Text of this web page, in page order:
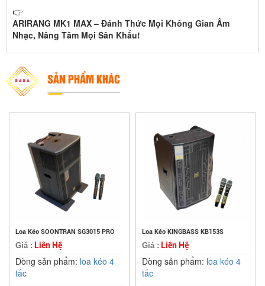
👉
ARIRANG MK1 MAX – Đánh Thức Mọi Không Gian Âm
Nhạc, Nâng Tầm Mọi Sân Khấu!
SẢN PHẨM KHÁC
Loa Kéo SOONTRAN SG3015 PRO
Giá : Liên Hệ
Dòng sản phẩm: loa kéo 4
tấc
Loa Kéo KINGBASS KB153S
Giá : Liên Hệ
Dòng sản phẩm: loa kéo 4
tấc